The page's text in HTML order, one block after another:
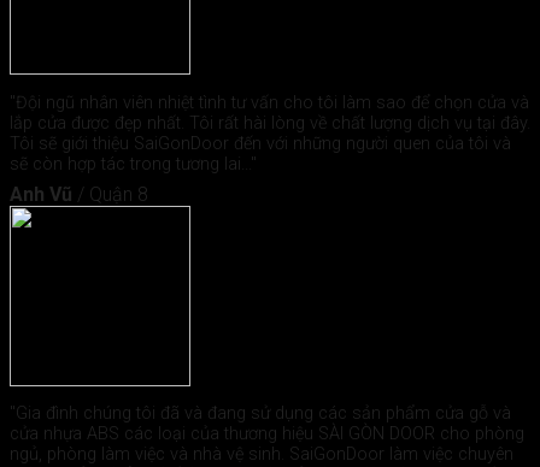
"Đội ngũ nhân viên nhiệt tình tư vấn cho tôi làm sao để chọn cửa và
lắp cửa được đẹp nhất. Tôi rất hài lòng về chất lượng dịch vụ tại đây.
Tôi sẽ giới thiệu SaiGonDoor đến với những người quen của tôi và
sẽ còn hợp tác trong tương lai..."
Anh Vũ / Quận 8
"Gia đình chúng tôi đã và đang sử dụng các sản phẩm cửa gỗ và
cửa nhựa ABS các loại của thương hiệu SÀI GÒN DOOR cho phòng
ngủ, phòng làm việc và nhà vệ sinh. SaiGonDoor làm việc chuyên